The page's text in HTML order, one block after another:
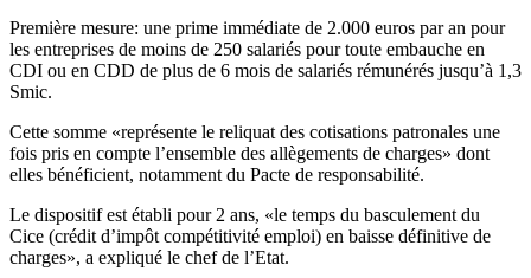
Première mesure: une prime immédiate de 2.000 euros par an pour
les entreprises de moins de 250 salariés pour toute embauche en
CDI ou en CDD de plus de 6 mois de salariés rémunérés jusqu’à 1,3
Smic.
Cette somme «représente le reliquat des cotisations patronales une
fois pris en compte l’ensemble des allègements de charges» dont
elles bénéficient, notamment du Pacte de responsabilité.
Le dispositif est établi pour 2 ans, «le temps du basculement du
Cice (crédit d’impôt compétitivité emploi) en baisse définitive de
charges», a expliqué le chef de l’Etat.